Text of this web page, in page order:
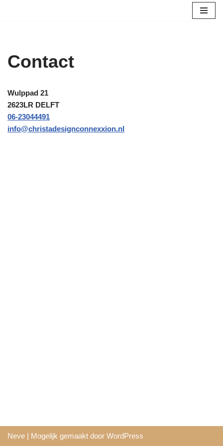
inhoud
Contact
Wulppad 21
2623LR DELFT
06-23044491
info@christadesignconnexxion.nl
Neve | Mogelijk gemaakt door WordPress